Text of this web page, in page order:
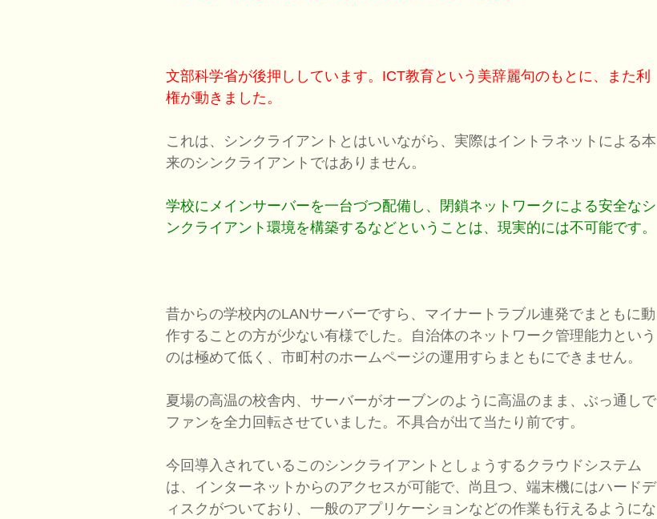
文部科学省が後押ししています。ICT教育という美辞麗句のもとに、また利
権が動きました。
これは、シンクライアントとはいいながら、実際はイントラネットによる本
来のシンクライアントではありません。
学校にメインサーバーを一台づつ配備し、閉鎖ネットワークによる安全なシ
ンクライアント環境を構築するなどということは、現実的には不可能です。
昔からの学校内のLANサーバーですら、マイナートラブル連発でまともに動
作することの方が少ない有様でした。自治体のネットワーク管理能力という
のは極めて低く、市町村のホームページの運用すらまともにできません。
夏場の高温の校舎内、サーバーがオーブンのように高温のまま、ぶっ通しで
ファンを全力回転させていました。不具合が出て当たり前です。
今回導入されているこのシンクライアントとしょうするクラウドシステム
は、インターネットからのアクセスが可能で、尚且つ、端末機にはハードデ
ィスクがついており、一般のアプリケーションなどの作業も行えるようにな